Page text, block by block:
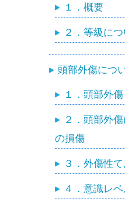
１．概要
２．等級に
頭部外傷につ
１．頭部外
２．頭部外
の損傷
３．外傷性
４．意識レ